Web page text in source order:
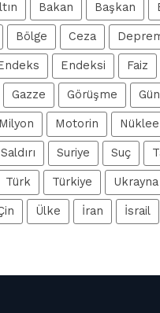
Bakan Başkan
Bölge Ceza
Endeksi Faiz
Gazze Görüşme Gün
Milyon Motorin
Saldırı Suriye Suç
Türk Türkiye Ukrayna
Ülke İran İsrail